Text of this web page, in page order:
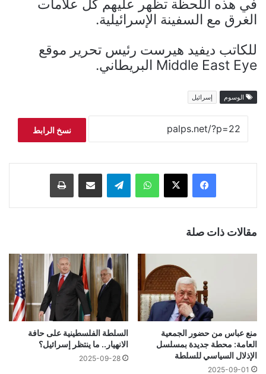
في هذه اللحظة تظهر عليهم كل علامات
الغرق مع السفينة الإسرائيلية.
للكاتب ديفيد هيرست رئيس تحرير موقع
Middle East Eye البريطاني.
الوسوم إسرائيل
نسخ الرابط
فيسبوك ‫X واتساب تيلقرام مشاركة عبر البريد طباعة
مقالات ذات صلة
منع عباس من حضور الجمعية
العامة: محطة جديدة بمسلسل
الإذلال السياسي للسلطة
2025-09-01
السلطة الفلسطينية على حافة
الانهيار.. ما ينتظر إسرائيل؟
2025-09-28